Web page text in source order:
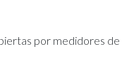
por medidores